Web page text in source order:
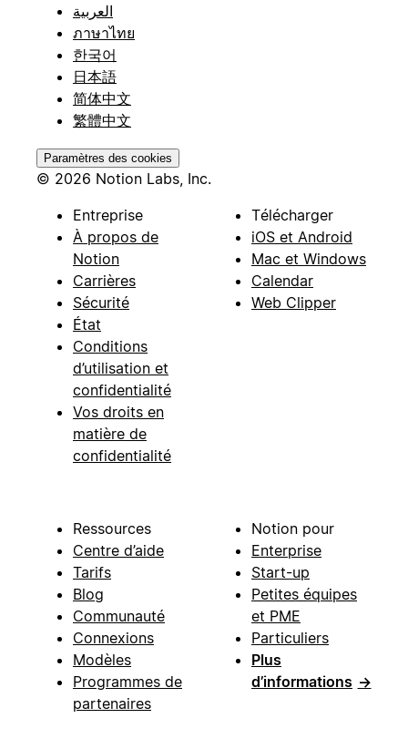
العربية
ภาษาไทย
한국어
日本語
简体中文
繁體中文
Paramètres des cookies
© 2026 Notion Labs, Inc.
Entreprise
À propos de
Notion
Carrières
Sécurité
État
Conditions
d’utilisation et
confidentialité
Vos droits en
matière de
confidentialité
Télécharger
iOS et Android
Mac et Windows
Calendar
Web Clipper
Ressources
Centre d’aide
Tarifs
Blog
Communauté
Connexions
Modèles
Programmes de
partenaires
Notion pour
Enterprise
Start-up
Petites équipes
et PME
Particuliers
Plus
d’informations →